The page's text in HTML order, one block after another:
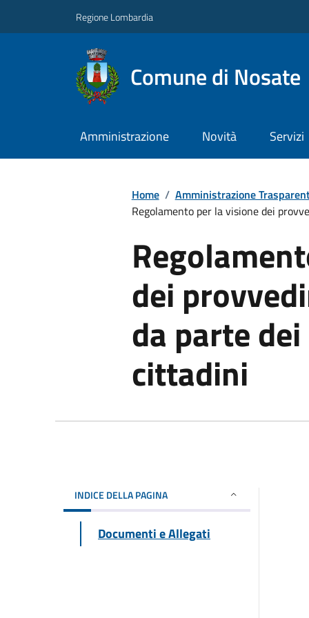
Regione Lombardia
Comune di Nosate
Amministrazione Novità Servizi
Home / Amministrazione
Regolamento per la visione dei
dei
da parte
cittadini
INDICE DELLA PAGINA
Documenti e Allegati